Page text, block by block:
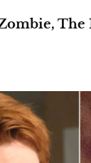
The